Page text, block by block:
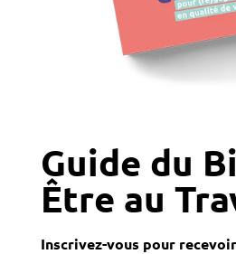
Guide du
Être au
Inscrivez-vous pour